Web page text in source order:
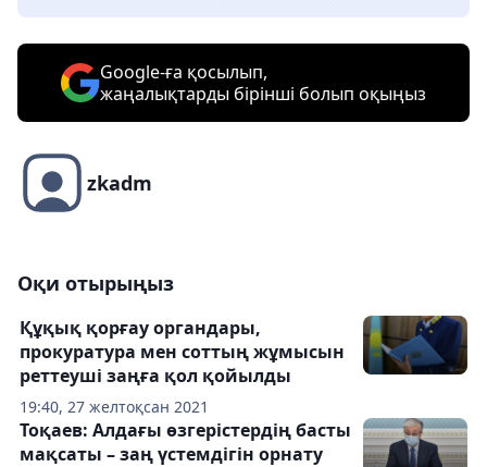
Google-ға қосылып,
жаңалықтарды бірінші болып оқыңыз
zkadm
Оқи отырыңыз
19:40, 27 желтоқсан 2021
Құқық қорғау органдары,
прокуратура мен соттың жұмысын
реттеуші заңға қол қойылды
Тоқаев: Алдағы өзгерістердің басты
мақсаты – заң үстемдігін орнату